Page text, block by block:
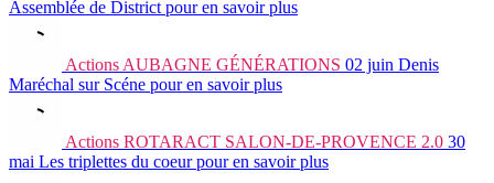
Assemblée de District pour en savoir plus
Actions AUBAGNE GÉNÉRATIONS 02 juin Denis
Maréchal sur Scéne pour en savoir plus
Actions ROTARACT SALON-DE-PROVENCE 2.0 30
mai Les triplettes du coeur pour en savoir plus